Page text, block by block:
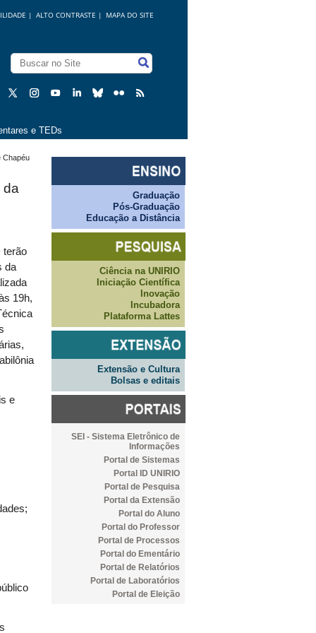
MAPA DO SITE
ALTO CONTRASTE |
|
e TEDs
Chapéu
da
terão
da
19h,
e
Graduação
Pós-Graduação
Educação a Distância
Ciência na UNIRIO
Iniciação Científica
Inovação
Incubadora
Plataforma Lattes
Extensão e Cultura
Bolsas e editais
SEI - Sistema Eletrônico de
Informações
Portal de Sistemas
Portal ID UNIRIO
Portal de Pesquisa
Portal da Extensão
Portal do Aluno
Portal do Professor
Portal de Processos
Portal do Ementário
Portal de Relatórios
Portal de Laboratórios
Portal de Eleição